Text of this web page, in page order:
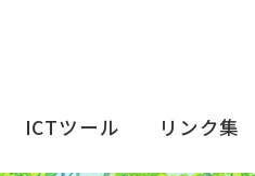
ICTツール リンク集